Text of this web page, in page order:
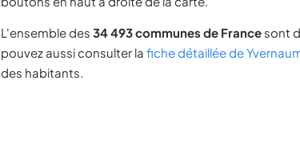
L'ensemble des 34 493 communes de France sont
pouvez aussi consulter la fiche détaillée de
des habitants.